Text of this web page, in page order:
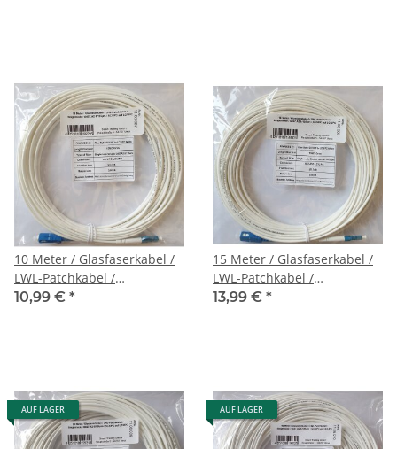
10 Meter / Glasfaserkabel /
LWL-Patchkabel /
Singlemode / G657.A2
10,99 € *
15 Meter / Glasfaserkabel /
LWL-Patchkabel /
Singlemode / G657.A2
13,99 € *
AUF LAGER AUF LAGER